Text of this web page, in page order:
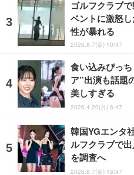
ゴルフクラブ
ベントに激怒
性が暴れる
2026.8.7(金) 10:47
食い込みぴっ
ア”出演も話題
美しすぎる
2026.4.20(月) 6:47
韓国YGエンタ
ルフクラブで
を調査へ
2026.8.7(金) 18:47